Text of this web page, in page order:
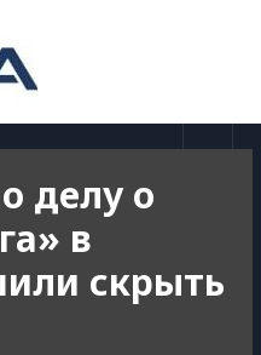
делу о
в
скрыть